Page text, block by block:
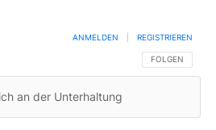
FOLGE DIESER
FOLGEN
ANMELDEN REGISTRIEREN